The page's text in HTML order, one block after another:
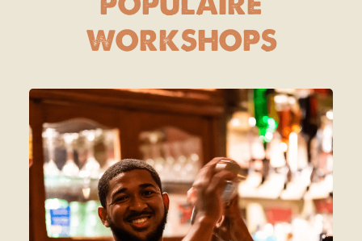
WORKSHOPS